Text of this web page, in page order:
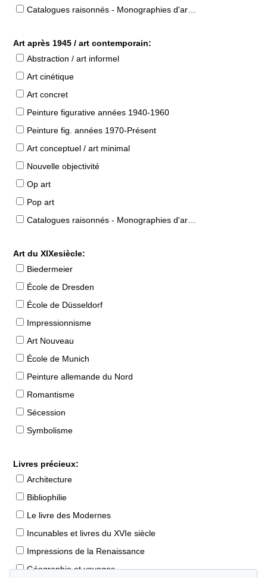
Catalogues raisonnés - Monographies d'artistes
Art après 1945 / art contemporain:
Abstraction / art informel
Art cinétique
Art concret
Peinture figurative années 1940-1960
Peinture fig. années 1970-Présent
Art conceptuel / art minimal
Nouvelle objectivité
Op art
Pop art
Catalogues raisonnés - Monographies d'artistes
Art du XIXesiècle:
Biedermeier
École de Dresden
École de Düsseldorf
Impressionnisme
Art Nouveau
École de Munich
Peinture allemande du Nord
Romantisme
Sécession
Symbolisme
Livres précieux:
Architecture
Bibliophilie
Le livre des Modernes
Incunables et livres du XVIe siècle
Impressions de la Renaissance
Géographie et voyages